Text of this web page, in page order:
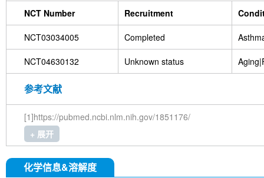
NCT Number Recruitment
NCT03034005 Completed
NCT04630132 Unknown status
参考文献
[1]https://pubmed.ncbi.nlm.nih.gov/1851176/
+ 展开
化学信息&溶解度